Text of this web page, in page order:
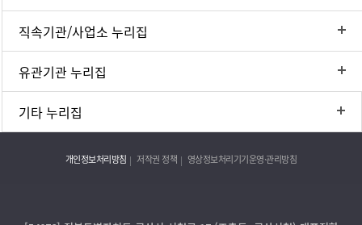
직속기관/사업소 누리집
유관기관 누리집
기타 누리집
개인정보처리방침 저작권 정책 영상정보처리기기운영·관리방침